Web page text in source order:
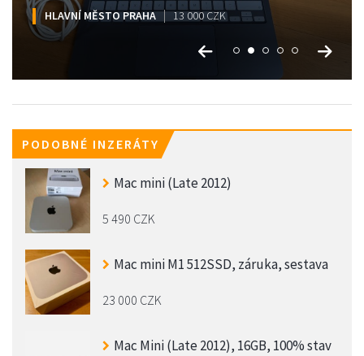
HLAVNÍ MĚSTO PRAHA 8 000 CZK
HLAVNÍ MĚSTO PRAHA 13 000 CZK
HLAVNÍ MĚSTO PRAHA 12 000 CZK
HLAVNÍ MĚSTO PRAHA 7 500 CZK
HLAVNÍ MĚSTO PRAHA 7 500 CZK
PODOBNÉ INZERÁTY
Mac mini (Late 2012)
5 490 CZK
Mac mini M1 512SSD, záruka, sestava
23 000 CZK
Mac Mini (Late 2012), 16GB, 100% stav